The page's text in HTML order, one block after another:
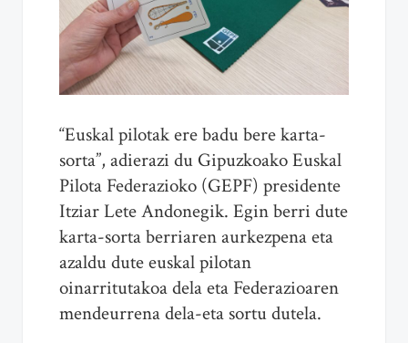
“Euskal pilotak ere badu bere karta-
sorta”, adierazi du Gipuzkoako Euskal
Pilota Federazioko (GEPF) presidente
Itziar Lete Andonegik. Egin berri dute
karta-sorta berriaren aurkezpena eta
azaldu dute euskal pilotan
oinarritutakoa dela eta Federazioaren
mendeurrena dela-eta sortu dutela.